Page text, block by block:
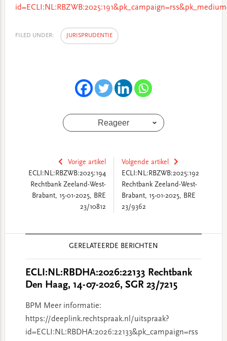
FILED UNDER: JURISPRUDENTIE
Reageer
Vorige artikel
ECLI:NL:RBZWB:2025:194
Rechtbank Zeeland-West-
Brabant, 15-01-2025, BRE
23/10812
Volgende artikel
ECLI:NL:RBZWB:2025:192
Rechtbank Zeeland-West-
Brabant, 15-01-2025, BRE
23/9362
GERELATEERDE BERICHTEN
ECLI:NL:RBDHA:2026:22133 Rechtbank
Den Haag, 14-07-2026, SGR 23/7215
BPM Meer informatie:
https://deeplink.rechtspraak.nl/uitspraak?
id=ECLI:NL:RBDHA:2026:22133&pk_campaign=rss